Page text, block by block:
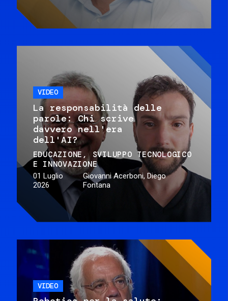
VIDEO
La responsabilità delle
parole: Chi scrive
davvero nell'era
dell'AI?
EDUCAZIONE
SVILUPPO TECNOLOGICO
E INNOVAZIONE
01 Luglio
2026
Giovanni Acerboni, Diego
Fontana
VIDEO